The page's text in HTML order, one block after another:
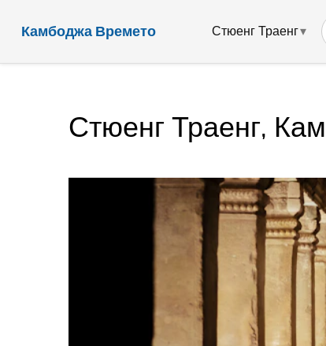
Камбоджа Времето Стюенг Траенг
Стюенг Траенг,